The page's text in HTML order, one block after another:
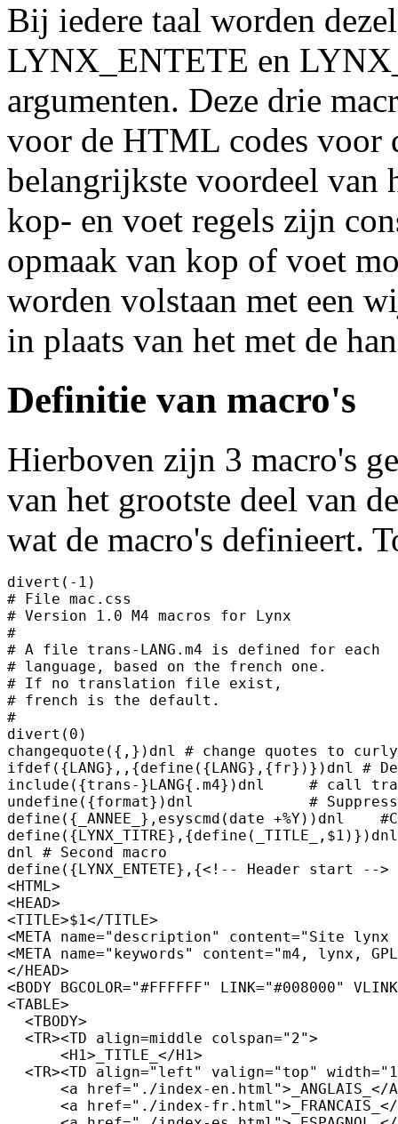
Bij iedere taal worden
LYNX_ENTETE en
argumenten. Deze drie
voor de HTML codes voor
belangrijkste voordeel van
kop- en voet regels zijn
opmaak van kop of voet
worden volstaan met een
in plaats van het met de
Definitie van macro's
Hierboven zijn 3 macro's
van het grootste deel van
wat de macro's definieert.
divert(-1)
# File mac.css
# Version 1.0 M4 macros for Lynx
#
# A file trans-LANG.m4 is defined for each
# language, based on the french one.
# If no translation file exist,
# french is the default.
#
divert(0)
changequote({,})dnl # change quotes to
ifdef({LANG},,{define({LANG},{fr})})dnl #
include({trans-}LANG{.m4})dnl	  # call translation file
undefine({format})dnl		  # Suppress the format definition
define({_ANNEE_},esyscmd(date +%Y))dnl 	  #Current year
dnl # Second macro
define({LYNX_ENTETE},{<!-- Header start -->
<HTML>
<HEAD>
<TITLE>$1</TITLE>
<META name="description" content="Site lynx
<META name="keywords" content="m4, lynx,
</HEAD>
<BODY BGCOLOR="#FFFFFF" LINK="#008000"
<TABLE>
  <TBODY>
  <TR><TD align=middle colspan="2">
      <H1>_TITLE_</H1>
<TR><TD align="left" valign="top"
<a href="./index-en.html">_ANGLAIS_</
<a href="./index-